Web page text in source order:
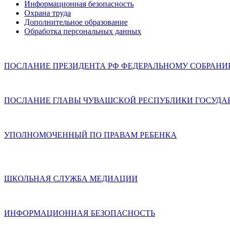
Информационная безопасность
Охрана труда
Дополнительное образование
Обработка персональных данных
ПОСЛАНИЕ ПРЕЗИДЕНТА РФ ФЕДЕРАЛЬНОМУ
ПОСЛАНИЕ ГЛАВЫ ЧУВАШСКОЙ РЕСПУБЛИКИ
УПОЛНОМОЧЕННЫЙ ПО ПРАВАМ РЕБЕНКА
ШКОЛЬНАЯ СЛУЖБА МЕДИАЦИИ
ИНФОРМАЦИОННАЯ БЕЗОПАСНОСТЬ